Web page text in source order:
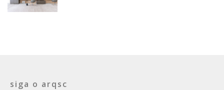
siga o arqsc